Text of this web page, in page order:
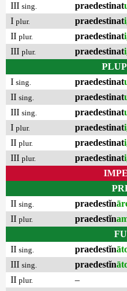
III sing. praedestinat
I plur. praedestinat
II plur. praedestinat
III plur. praedestinat
I sing. praedestinat
II sing. praedestinat
III sing. praedestinat
I plur. praedestinat
II plur. praedestinat
III plur. praedestinat
II sing. praedestĭn
II plur. praedestĭn
II sing. praedestĭn
III sing. praedestĭn
II plur.
–